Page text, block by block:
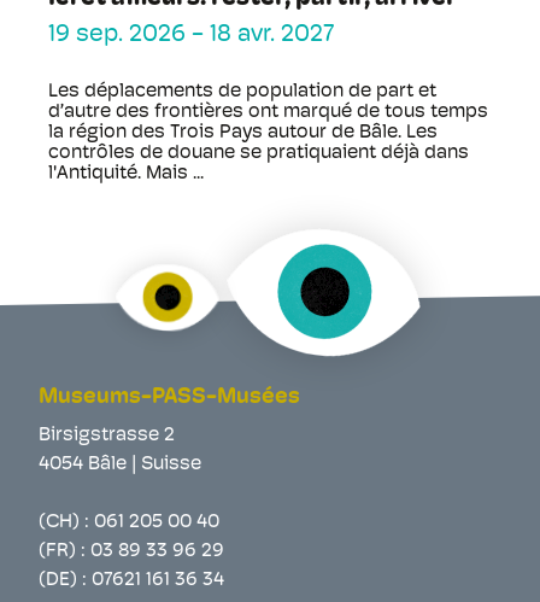
19 sep. 2026 - 18 avr. 2027
Les déplacements de population de part et
d’autre des frontières ont marqué de tous temps
la région des Trois Pays autour de Bâle. Les
contrôles de douane se pratiquaient déjà dans
l'Antiquité. Mais ...
Museums-PASS-Musées
Birsigstrasse 2
4054 Bâle | Suisse
(CH) : 061 205 00 40
(FR) : 03 89 33 96 29
(DE) : 07621 161 36 34